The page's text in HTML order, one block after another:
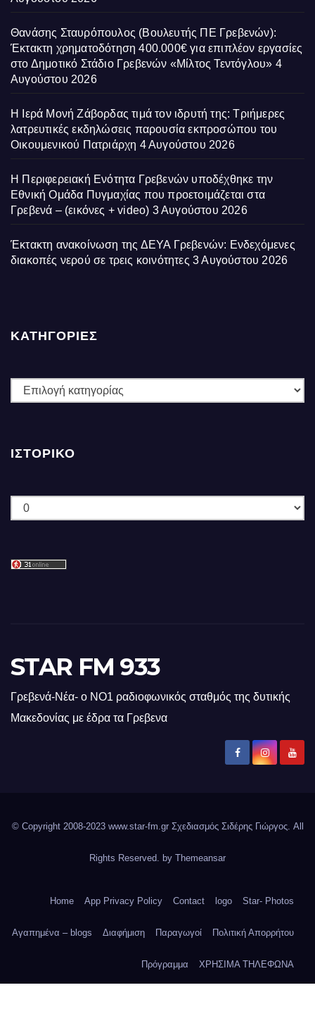
Θανάσης Σταυρόπουλος (Βουλευτής ΠΕ Γρεβενών):
Έκτακτη χρηματοδότηση 400.000€ για επιπλέον εργασίες
στο Δημοτικό Στάδιο Γρεβενών «Μίλτος Τεντόγλου» 4
Αυγούστου 2026
Η Ιερά Μονή Ζάβορδας τιμά τον ιδρυτή της: Τριήμερες
λατρευτικές εκδηλώσεις παρουσία εκπροσώπου του
Οικουμενικού Πατριάρχη 4 Αυγούστου 2026
Η Περιφερειακή Ενότητα Γρεβενών υποδέχθηκε την
Εθνική Ομάδα Πυγμαχίας που προετοιμάζεται στα
Γρεβενά – (εικόνες + video) 3 Αυγούστου 2026
Έκτακτη ανακοίνωση της ΔΕΥΑ Γρεβενών: Ενδεχόμενες
διακοπές νερού σε τρεις κοινότητες 3 Αυγούστου 2026
ΚΑΤΗΓΟΡΙΕΣ
ΚΑΤΗΓΟΡΙΕΣ
ΙΣΤΟΡΙΚΌ
Ιστορικό
STAR FM 933
Γρεβενά-Νέα- ο ΝΟ1 ραδιοφωνικός σταθμός της δυτικής
Μακεδονίας με έδρα τα Γρεβενα
© Copyright 2008-2023 www.star-fm.gr Σχεδιασμός Σιδέρης Γιώργος. All
Rights Reserved. by Themeansar
Home App Privacy Policy Contact logo Star- Photos
Αγαπημένα – blogs Διαφήμιση Παραγωγοί Πολιτική Απορρήτου
Πρόγραμμα ΧΡΗΣΙΜΑ ΤΗΛΕΦΩΝΑ